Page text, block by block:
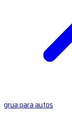
grua para autos